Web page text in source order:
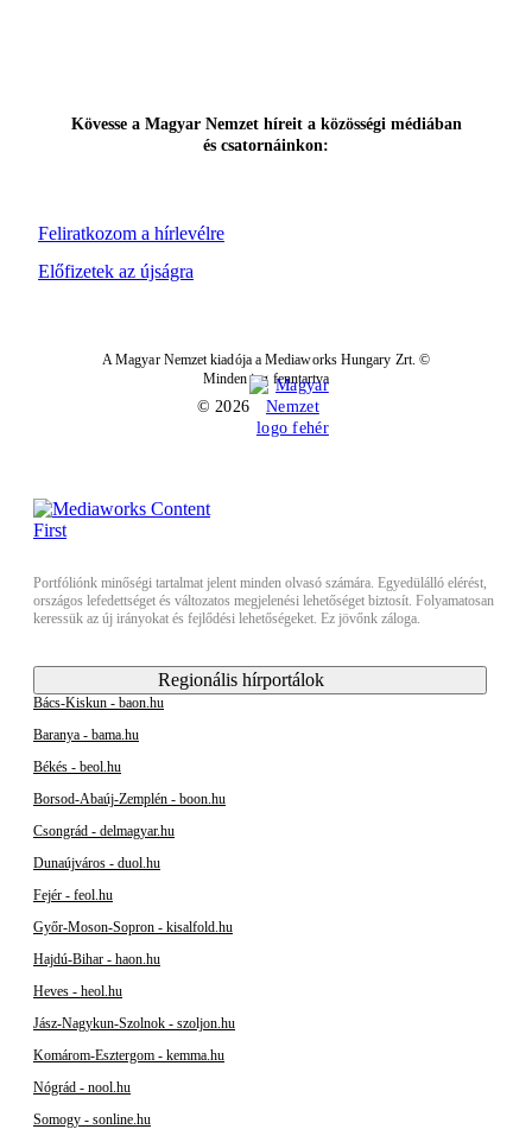
Feliratkozom a hírlevélre
Kövesse a Magyar Nemzet híreit a közösségi médiában
és csatornáinkon:
Előfizetek az újságra
A Magyar Nemzet kiadója a Mediaworks Hungary Zrt. ©
Minden jog fenntartva
© 2026
Portfóliónk minőségi tartalmat jelent minden olvasó számára. Egyedülálló elérést,
országos lefedettséget és változatos megjelenési lehetőséget biztosít. Folyamatosan
keressük az új irányokat és fejlődési lehetőségeket. Ez jövőnk záloga.
Regionális hírportálok
Bács-Kiskun - baon.hu
Baranya - bama.hu
Békés - beol.hu
Borsod-Abaúj-Zemplén - boon.hu
Csongrád - delmagyar.hu
Dunaújváros - duol.hu
Fejér - feol.hu
Győr-Moson-Sopron - kisalfold.hu
Hajdú-Bihar - haon.hu
Heves - heol.hu
Jász-Nagykun-Szolnok - szoljon.hu
Komárom-Esztergom - kemma.hu
Nógrád - nool.hu
Somogy - sonline.hu